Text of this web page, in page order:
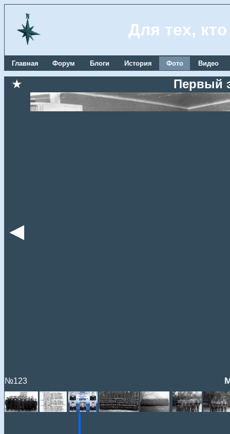
Для тех,
Главная Форум Блоги История Фото Видео
★ Первый
◄
№123